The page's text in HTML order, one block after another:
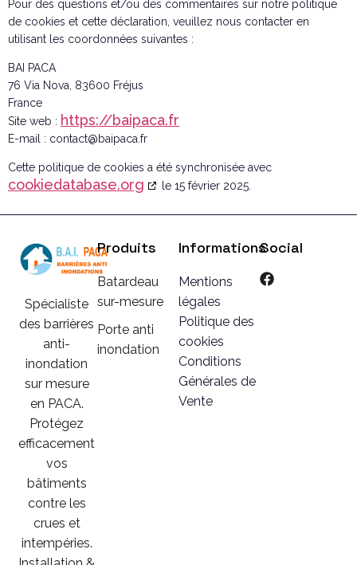
Pour des questions et/ou des commentaires sur notre politique
de cookies et cette déclaration, veuillez nous contacter en
utilisant les coordonnées suivantes :
BAI PACA
76 Via Nova, 83600 Fréjus
France
Site web : https://baipaca.fr
E-mail : contact@baipaca.fr
Cette politique de cookies a été synchronisée avec
cookiedatabase.org le 15 février 2025.
Spécialiste
des barrières
anti-
inondation
sur mesure
en PACA.
Protégez
efficacement
vos
bâtiments
contre les
crues et
intempéries.
Produits
Batardeau
sur-mesure
Porte anti
inondation
Informations
Mentions
légales
Politique des
cookies
Conditions
Générales de
Vente
Social